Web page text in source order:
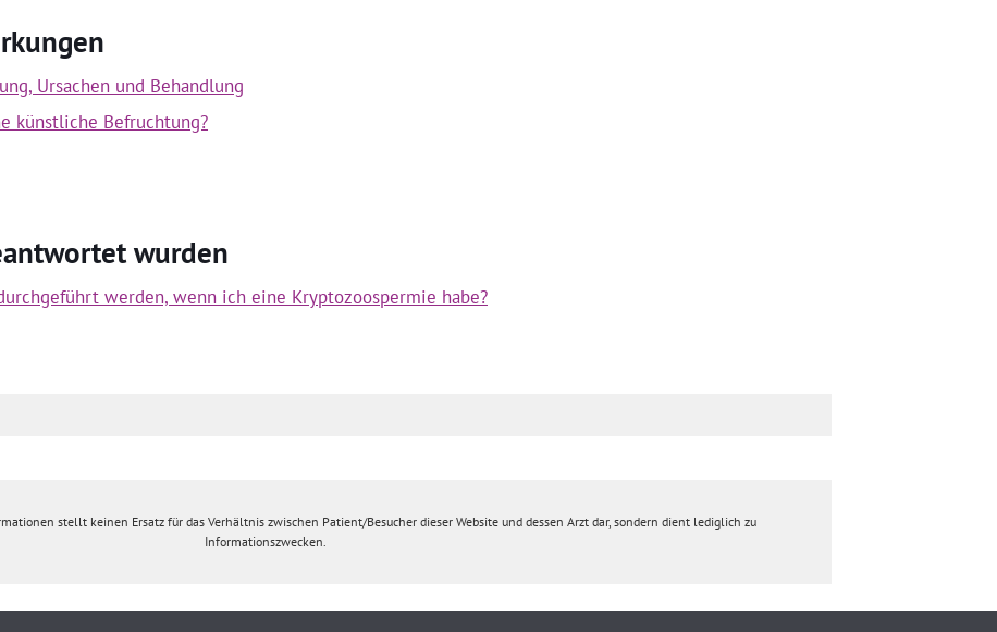
Ursachen und Behandlung
künstliche Befruchtung?
wurden
werden, wenn ich eine Kryptozoospermie habe?
stellt keinen Ersatz für das Verhältnis zwischen Patient/Besucher dieser Website und dessen Arzt dar, sondern dient lediglich zu
Informationszwecken.